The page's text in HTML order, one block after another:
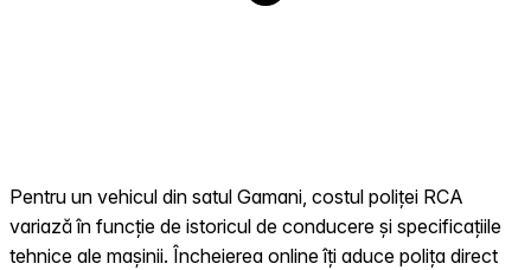
Pentru un vehicul din satul Gamani, costul poliței RCA
variază în funcție de istoricul de conducere și specificațiile
tehnice ale mașinii. Încheierea online îți aduce polița direct